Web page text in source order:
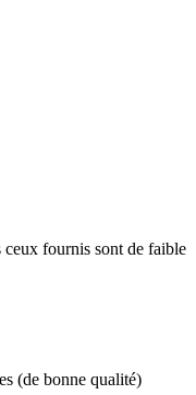
fournis sont de faible
(de bonne qualité)